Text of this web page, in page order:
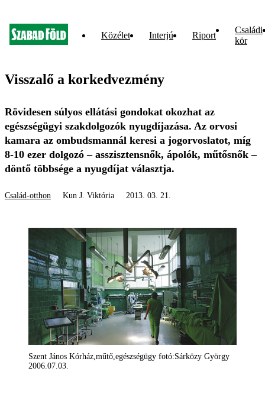
Közélet Interjú Riport
Családi
kör
Visszalő a korkedvezmény
Rövidesen súlyos ellátási gondokat okozhat az
egészségügyi szakdolgozók nyugdíjazása. Az orvosi
kamara az ombudsmannál keresi a jogorvoslatot, míg
8-10 ezer dolgozó – asszisztensnők, ápolók, műtősnők –
döntő többsége a nyugdíjat választja.
Család-otthon Kun J. Viktória 2013. 03. 21.
Szent János Kórház,műtő,egészségügy fotó:Sárközy György
2006.07.03.